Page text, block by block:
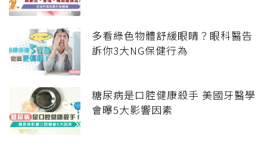
多看綠色物體舒緩眼睛？眼科醫告
訴你3大NG保健行為
糖尿病是口腔健康殺手 美國牙醫學
會曝5大影響因素